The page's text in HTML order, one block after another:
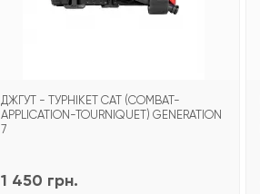
ДЖГУТ - ТУРНІКЕТ CAT (COMBAT-
APPLICATION-TOURNIQUET) GENERATION
7
1 450 грн.